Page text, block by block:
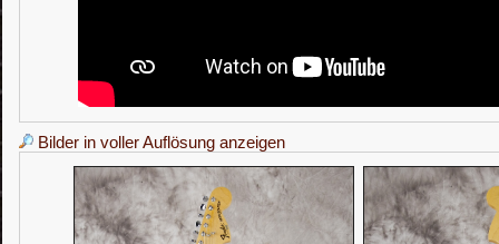
Bilder in voller Auflösung anzeigen